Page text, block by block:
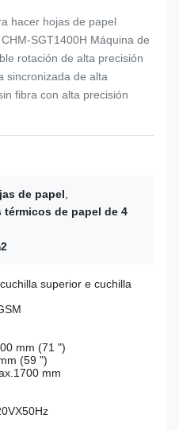
hacer hojas de papel
SGT1400H Máquina de
rotación de alta precisión
sincronizada de alta
fibra con alta precisión
de papel
de papel de 4
superior e cuchilla
mm (71 ")
(59 ")
mm